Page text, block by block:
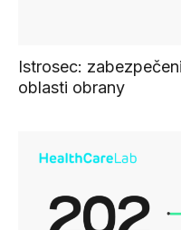
Istrosec:
oblasti obrany